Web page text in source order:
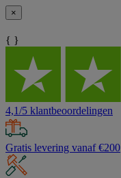
×
{ }
4,1/5 klantbeoordelingen
Gratis levering vanaf €200